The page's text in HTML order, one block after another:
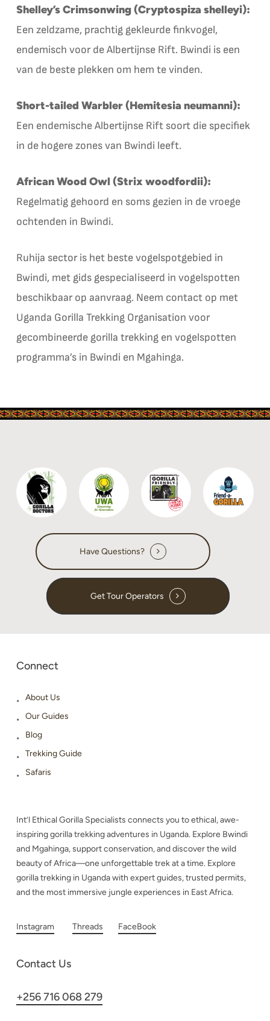
Shelley’s Crimsonwing (Cryptospiza shelleyi):
Een zeldzame, prachtig gekleurde finkvogel,
endemisch voor de Albertijnse Rift. Bwindi is een
van de beste plekken om hem te vinden.
Short-tailed Warbler (Hemitesia neumanni):
Een endemische Albertijnse Rift soort die specifiek
in de hogere zones van Bwindi leeft.
African Wood Owl (Strix woodfordii):
Regelmatig gehoord en soms gezien in de vroege
ochtenden in Bwindi.
Ruhija sector is het beste vogelspotgebied in
Bwindi, met gids gespecialiseerd in vogelspotten
beschikbaar op aanvraag. Neem contact op met
Uganda Gorilla Trekking Organisation voor
gecombineerde gorilla trekking en vogelspotten
programma’s in Bwindi en Mgahinga.
Have Questions?
Get Tour Operators
Connect
About Us
Our Guides
Blog
Trekking Guide
Safaris
Int’l Ethical Gorilla Specialists connects you to ethical, awe-
inspiring gorilla trekking adventures in Uganda. Explore Bwindi
and Mgahinga, support conservation, and discover the wild
beauty of Africa—one unforgettable trek at a time. Explore
gorilla trekking in Uganda with expert guides, trusted permits,
and the most immersive jungle experiences in East Africa.
Instagram Threads FaceBook
Contact Us
+256 716 068 279